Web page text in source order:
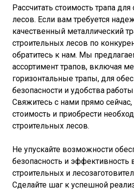
Рассчитать стоимость трапа
лесов. Если вам требуется
качественный металлический
строительных лесов по
обратитесь к нам. Мы
ассортимент трапов, включая
горизонтальные трапы, для
безопасности и удобства
Свяжитесь с нами прямо сейчас,
стоимость и приобрести
строительных лесов.
Не упускайте возможности
безопасность и эффективность
строительных и
Сделайте шаг к успешной